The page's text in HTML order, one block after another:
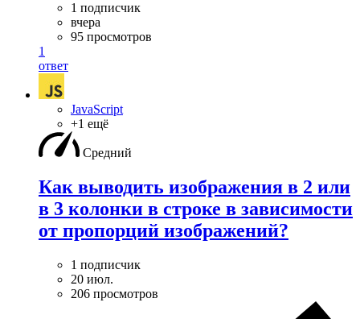
1 подписчик
вчера
95 просмотров
1
ответ
JavaScript
+1 ещё
Средний
Как выводить изображения в 2 или
в 3 колонки в строке в зависимости
от пропорций изображений?
1 подписчик
20 июл.
206 просмотров